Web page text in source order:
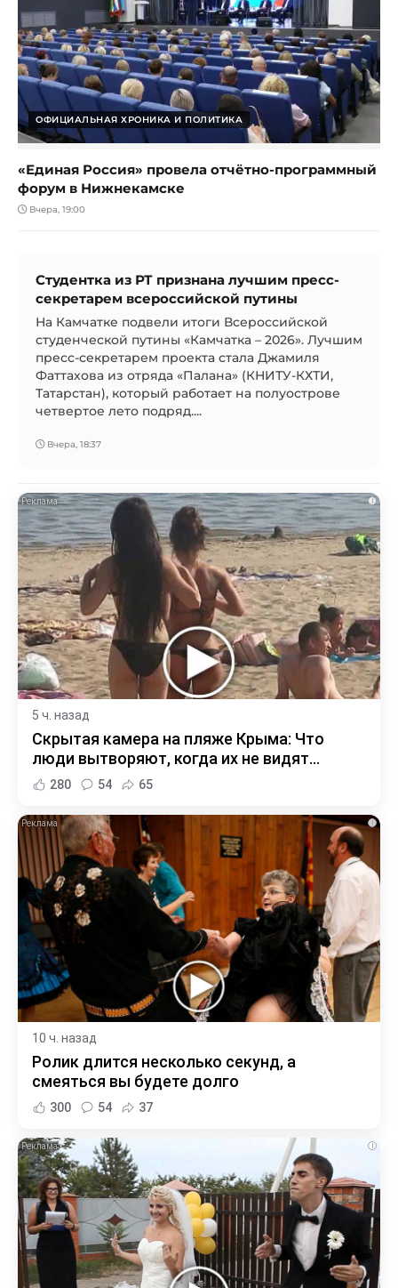
ОФИЦИАЛЬНАЯ ХРОНИКА И ПОЛИТИКА
«Единая Россия» провела отчётно-программный
форум в Нижнекамске
Вчера, 19:00
Студентка из РТ признана лучшим пресс-
секретарем всероссийской путины
На Камчатке подвели итоги Всероссийской
студенческой путины «Камчатка – 2026». Лучшим
пресс-секретарем проекта стала Джамиля
Фаттахова из отряда «Палана» (КНИТУ-КХТИ,
Татарстан), который работает на полуострове
четвертое лето подряд....
Вчера, 18:37
i
5 ч. назад
Скрытая камера на пляже Крыма: Что
люди вытворяют, когда их не видят...
280 54 65
i
10 ч. назад
Ролик длится несколько секунд, а
смеяться вы будете долго
300 54 37
i